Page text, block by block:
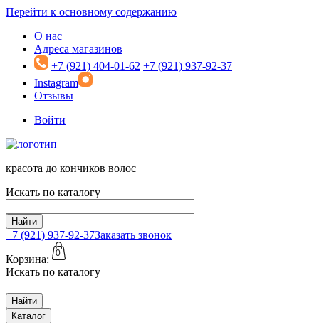
Перейти к основному содержанию
О нас
Адреса магазинов
+7 (921) 404-01-62 +7 (921) 937-92-37
Instagram
Отзывы
Войти
красота до кончиков волос
Искать по каталогу
Найти
+7 (921) 937-92-37Заказать звонок
Корзина:
0
Искать по каталогу
Найти
Каталог